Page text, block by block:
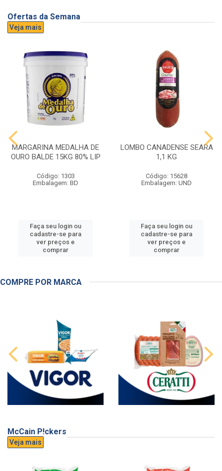
Ofertas da Semana
Veja mais
MARGARINA MEDALHA DE
OURO BALDE 15KG 80% LIP
Código: 1303
Embalagem: BD
Faça seu login ou
cadastre-se para
ver preços e
comprar
LOMBO CANADENSE SEARA
1,1 KG
Código: 15628
Embalagem: UND
Faça seu login ou
cadastre-se para
ver preços e
comprar
COMPRE POR MARCA
McCain P!ckers
Veja mais